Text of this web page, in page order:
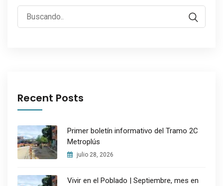
Buscar:
Recent Posts
Primer boletín informativo del Tramo 2C
Metroplús
julio 28, 2026
Vivir en el Poblado | Septiembre, mes en